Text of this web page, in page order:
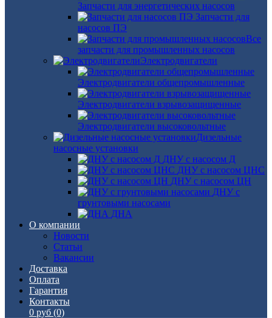
Запчасти для энергетических насосов
Запчасти для
насосов ПЭ
Все
запчасти для промышленных насосов
Электродвигатели
Электродвигатели общепромышленные
Электродвигатели взрывозащищенные
Электродвигатели высоковольтные
Дизельные
насосные установки
ДНУ с насосом Д
ДНУ с насосом ЦНС
ДНУ с насосом ЦН
ДНУ с
грунтовыми насосами
ДНА
О компании
Новости
Статьи
Вакансии
Доставка
Оплата
Гарантия
Контакты
0 руб (0)